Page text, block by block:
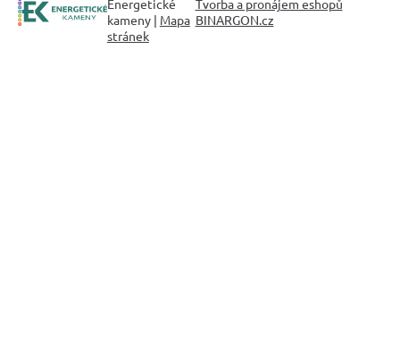
Energetické
kameny | Mapa
stránek
Tvorba a pronájem eshopů
BINARGON.cz